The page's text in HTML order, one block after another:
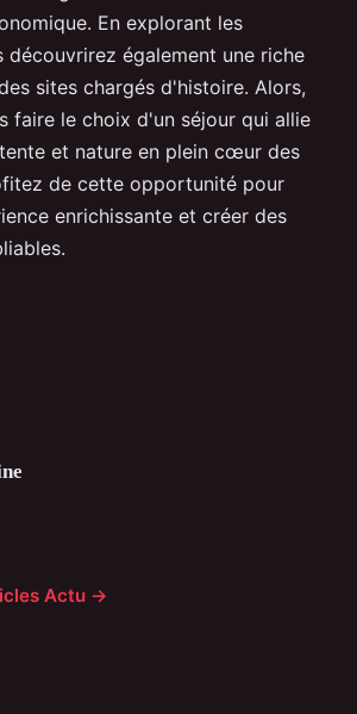
En explorant les
découvrirez également une riche
sites chargés d'histoire. Alors,
faire le choix d'un séjour qui allie
et nature en plein cœur des
de cette opportunité pour
enrichissante et créer des
Actu →